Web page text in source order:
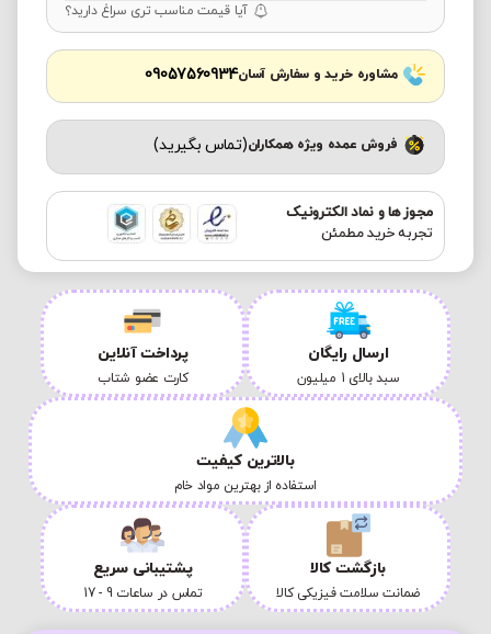
آیا قیمت مناسب تری سراغ دارید؟
مشاوره خرید و سفارش آسان09057560934
فروش عمده ویژه همکاران(تماس بگیرید)
مجوز ها و نماد الکترونیک
تجربه خرید مطمئن
ارسال رایگان
سبد بالای 1 میلیون
پرداخت آنلاین
کارت عضو شتاب
بالاترین کیفیت
استفاده از بهترین مواد خام
بازگشت کالا
ضمانت سلامت فیزیکی کالا
پشتیبانی سریع
تماس در ساعات 9 - 17